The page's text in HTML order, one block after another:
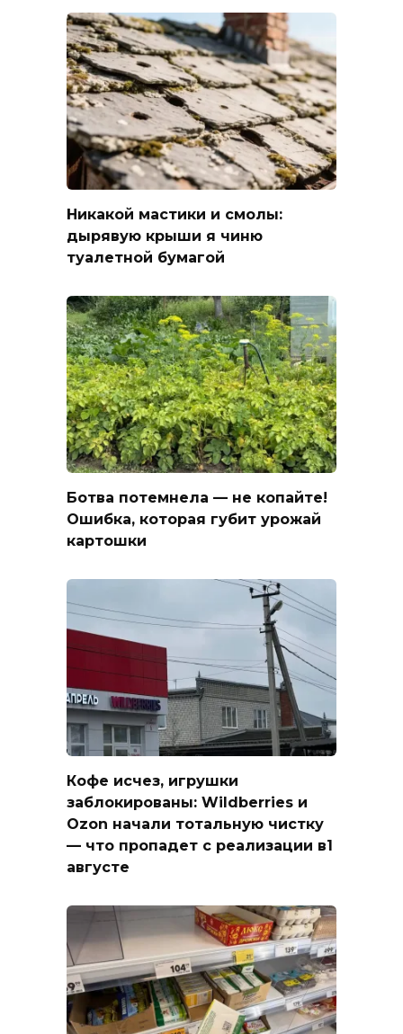
Никакой мастики и смолы:
дырявую крыши я чиню
туалетной бумагой
Ботва потемнела — не копайте!
Ошибка, которая губит урожай
картошки
Кофе исчез, игрушки
заблокированы: Wildberries и
Ozon начали тотальную чистку
— что пропадет с реализации в1
августе